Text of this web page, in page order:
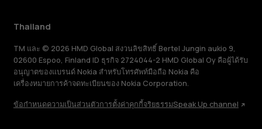
Thailand
TM และ © 2026 HMD Global สงวนลิขสิทธิ์ Bertel Jungin aukio 9,
02600 Espoo, Finland ID ธุรกิจ 2724044-2 HMD Global Oy คือผู้ได้รับ
อนุญาตของแบรนด์ Nokia สำหรับโทรศัพท์มือถือ Nokia คือ
เครื่องหมายการค้าจดทะเบียนของ Nokia Corporation.
ข้อกำหนดความเป็นส่วนตัวการตั้งค่าคุกกี้จริยธรรมSpeak Up channel